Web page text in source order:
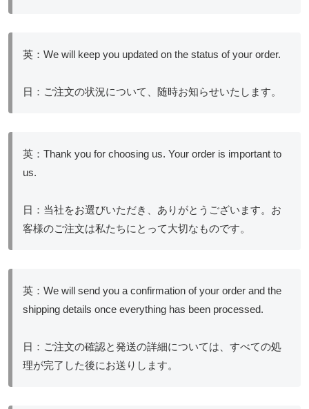
英：We will keep you updated on the status of your order.
日：ご注文の状況について、随時お知らせいたします。
英：Thank you for choosing us. Your order is important to
us.
日：当社をお選びいただき、ありがとうございます。お
客様のご注文は私たちにとって大切なものです。
英：We will send you a confirmation of your order and the
shipping details once everything has been processed.
日：ご注文の確認と発送の詳細については、すべての処
理が完了した後にお送りします。